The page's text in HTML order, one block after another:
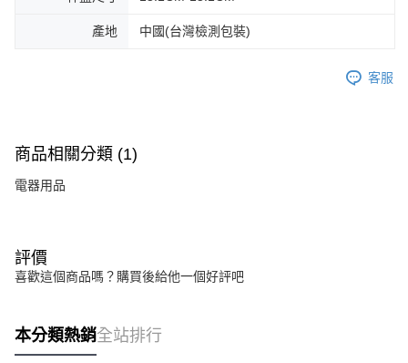
產地 中國(台灣檢測包裝)
客服
商品相關分類 (1)
電器用品
評價
喜歡這個商品嗎？購買後給他一個好評吧
本分類熱銷全站排行